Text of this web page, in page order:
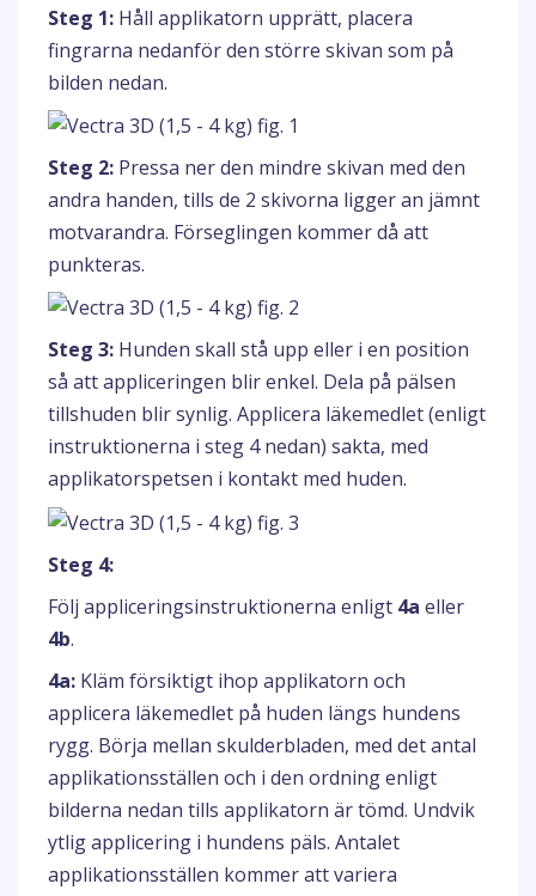
Steg 1: Håll applikatorn upprätt, placera
fingrarna nedanför den större skivan som på
bilden nedan.
Steg 2: Pressa ner den mindre skivan med den
andra handen, tills de 2 skivorna ligger an jämnt
motvarandra. Förseglingen kommer då att
punkteras.
Steg 3: Hunden skall stå upp eller i en position
så att appliceringen blir enkel. Dela på pälsen
tillshuden blir synlig. Applicera läkemedlet (enligt
instruktionerna i steg 4 nedan) sakta, med
applikatorspetsen i kontakt med huden.
Steg 4:
Följ appliceringsinstruktionerna enligt 4a eller
4b.
4a: Kläm försiktigt ihop applikatorn och
applicera läkemedlet på huden längs hundens
rygg. Börja mellan skulderbladen, med det antal
applikationsställen och i den ordning enligt
bilderna nedan tills applikatorn är tömd. Undvik
ytlig applicering i hundens päls. Antalet
applikationsställen kommer att variera